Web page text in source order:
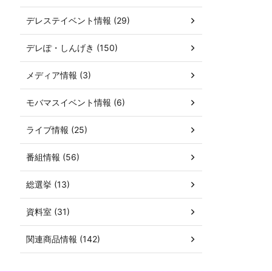
デレステイベント情報 (29)
デレぽ・しんげき (150)
メディア情報 (3)
モバマスイベント情報 (6)
ライブ情報 (25)
番組情報 (56)
総選挙 (13)
資料室 (31)
関連商品情報 (142)